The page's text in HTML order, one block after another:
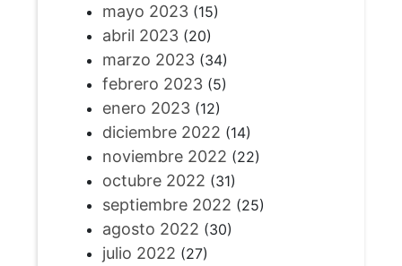
mayo 2023(15)
abril 2023(20)
marzo 2023(34)
febrero 2023(5)
enero 2023(12)
diciembre 2022 (14)
noviembre 2022 (22)
octubre 2022 (31)
septiembre 2022 (25)
agosto 2022 (30)
julio 2022 (27)